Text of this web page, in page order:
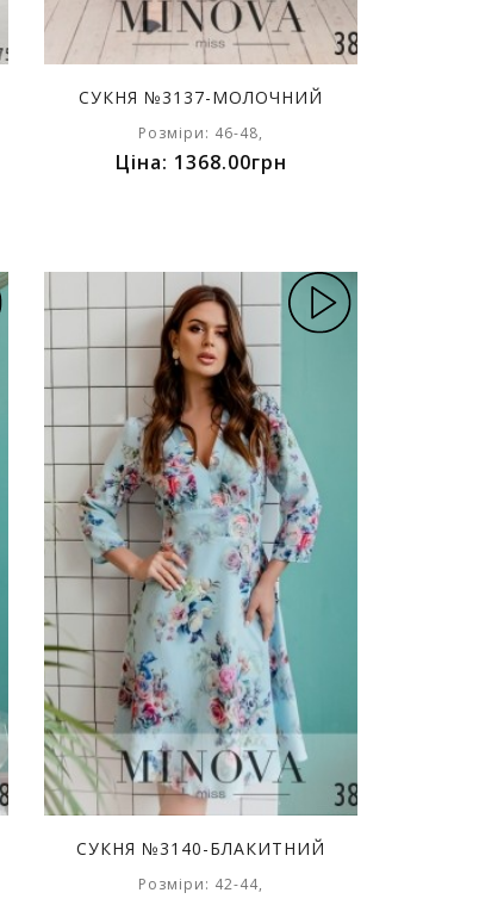
СУКНЯ №3137-МОЛОЧНИЙ
Розміри: 46-48,
Ціна: 1368.00грн
СУКНЯ №3140-БЛАКИТНИЙ
Розміри: 42-44,